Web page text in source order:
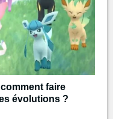
faire
évolutions ?